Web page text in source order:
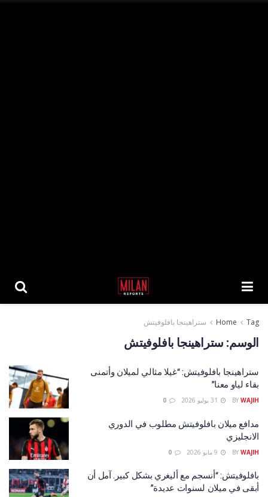
Home Tag ستراهينجا بافلوفيتش
الوسم: ستراهينجا بافلوفيتش
ستراهينجا بافلوفيتش: “غيلا مثالي لميلان وأتمنى
بقاء لياو معنا”
BY WAJIH
مدافع ميلان بافلوفيتش مطلوب في الدوري
الانجليزي
BY WAJIH
بافلوفيتش: “أنسجم مع أليغري بشكل كبير. آمل أن
أبقى في ميلان لسنوات عديدة”